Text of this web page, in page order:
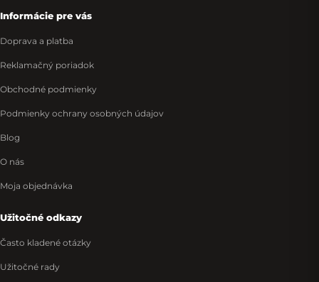
Informácie pre vás
Doprava a platba
Reklamačný poriadok
Obchodné podmienky
Podmienky ochrany osobných údajov
Blog
O nás
Moja objednávka
Užitočné odkazy
Často kladené otázky
Užitočné rady